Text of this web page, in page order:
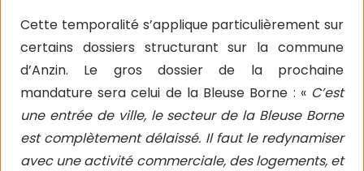
Cette temporalité s’applique particulièrement sur
certains dossiers structurant sur la commune
d’Anzin. Le gros dossier de la prochaine
mandature sera celui de la Bleuse Borne : « C’est
une entrée de ville, le secteur de la Bleuse Borne
est complètement délaissé. Il faut le redynamiser
avec une activité commerciale, des logements, et